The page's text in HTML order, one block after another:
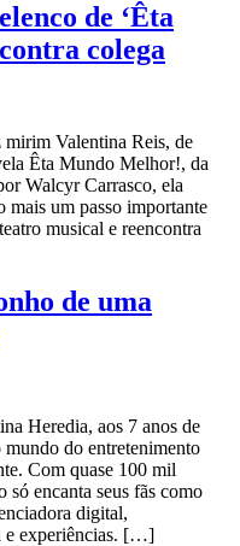
de ‘Êta
colega
Valentina Reis, de
Êta Mundo Melhor!, da
Walcyr Carrasco, ela
mais um passo importante
musical e reencontra
de uma
Heredia, aos 7 anos de
mundo do entretenimento
Com quase 100 mil
só encanta seus fãs como
digital,
e experiências. […]